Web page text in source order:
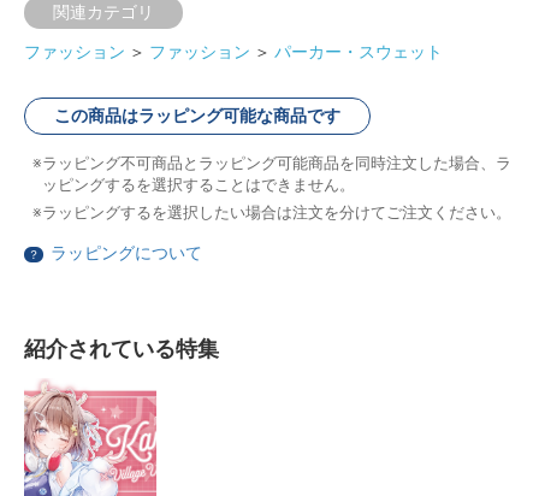
関連カテゴリ
ファッション ＞ ファッション ＞ パーカー・スウェット
この商品はラッピング可能な商品です
ラッピング不可商品とラッピング可能商品を同時注文した場合、ラ
ッピングするを選択することはできません。
ラッピングするを選択したい場合は注文を分けてご注文ください。
？ ラッピングについて
紹介されている特集